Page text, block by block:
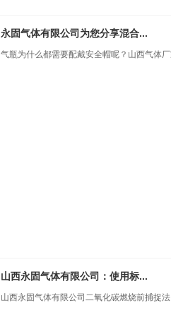
永固气体有限公司为您分享混合...
山西永固气体有限公司：使用标...